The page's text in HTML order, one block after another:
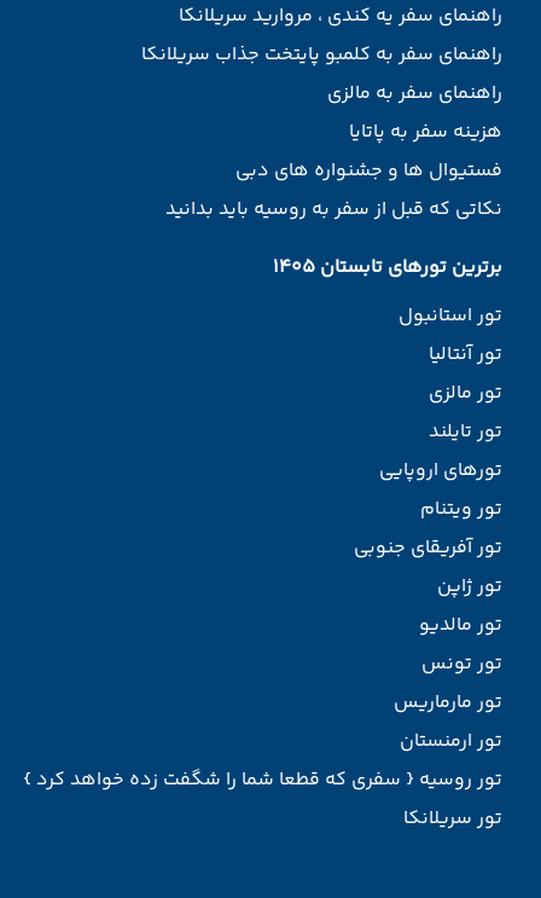
راهنمای سفر یه کندی ، مروارید سریلانکا
راهنمای سفر به کلمبو پایتخت جذاب سریلانکا
راهنمای سفر به مالزی
هزینه سفر به پاتایا
فستیوال ها و جشنواره های دبی
نکاتی که قبل از سفر به روسیه باید بدانید
برترین تورهای تابستان 1405
تور استانبول
تور آنتالیا
تور مالزی
تور تایلند
تورهای اروپایی
تور ویتنام
تور آفریقای جنوبی
تور ژاپن
تور مالدیو
تور تونس
تور مارماریس
تور ارمنستان
تور روسیه { سفری که قطعا شما را شگفت زده خواهد کرد }
تور سریلانکا